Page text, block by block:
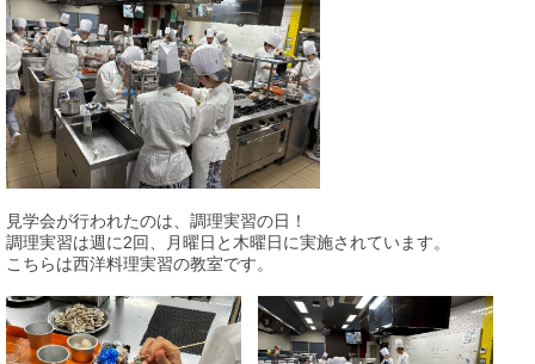
見学会が行われたのは、調理実習の日！
調理実習は週に2回、月曜日と木曜日に実施されています。
こちらは西洋料理実習の教室です。